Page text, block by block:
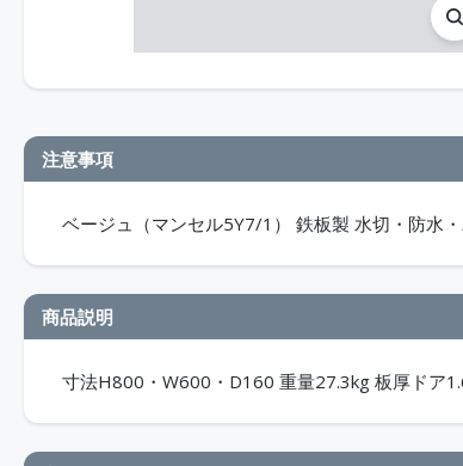
注意事項
ベージュ（マンセル5Y7/1） 鉄板製 水切・防水
商品説明
寸法H800・W600・D160 重量27.3kg 板厚ドア